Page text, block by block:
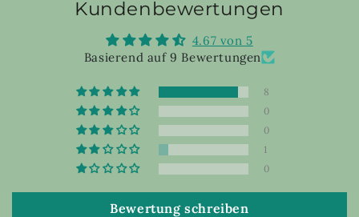
Kundenbewertungen
4.67 von 5
Basierend auf 9 Bewertungen
8
0
0
1
0
Bewertung schreiben